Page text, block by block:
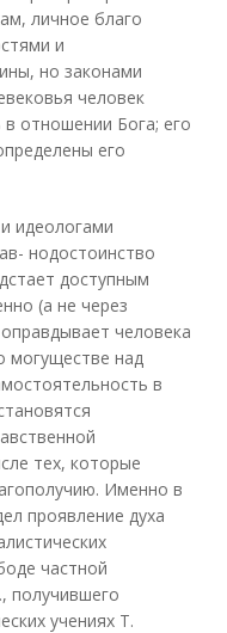
личное благо
и
но законами
человек
отношении Бога; его
его
идеологами
нодостоинство
доступным
(а не через
человека
могуществе над
в
тех, которые
Именно в
проявление духа
частной
получившего
учениях Т.